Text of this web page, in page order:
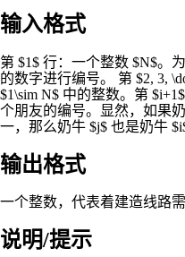
输入格式
第 $1$ 行：一个整数 $N$。
的数字进行编号。 第 $2, 3,
$1\sim N$ 中的整数。第
个朋友的编号。显然，如果
一，那么奶牛 $j$ 也是奶牛
输出格式
一个整数，代表着建造线路
说明/提示